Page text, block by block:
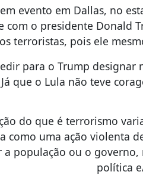
evento em Dallas, no
com o presidente Donald
terroristas, pois ele
para o Trump designar
que o Lula não teve
do que é terrorismo
como uma ação violenta
população ou o governo,
política